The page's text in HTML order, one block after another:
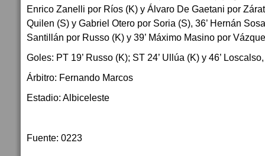
Enrico Zanelli por Ríos (K) y Álvaro De Gaetani por
Quilen (S) y Gabriel Otero por Soria (S), 36’ Hernán
Santillán por Russo (K) y 39’ Máximo Masino por
Goles: PT 19’ Russo (K); ST 24’ Ullúa (K) y 46’
Árbitro: Fernando Marcos
Estadio: Albiceleste
Fuente: 0223